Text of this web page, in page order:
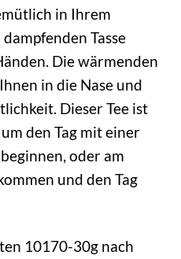
in Ihrem
Tasse
Die wärmenden
in die Nase und
Dieser Tee ist
den Tag mit einer
oder am
und den Tag
10170-30g nach